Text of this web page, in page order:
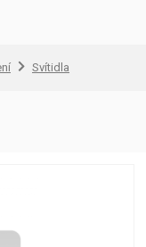
Svítidla